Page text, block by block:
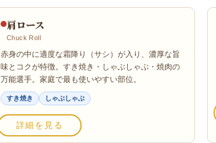
肩ロース
Chuck Roll
赤身の中に適度な霜降り（サシ）が入り、濃厚な旨
味とコクが特徴。すき焼き・しゃぶしゃぶ・焼肉の
万能選手。家庭で最も使いやすい部位。
すき焼き しゃぶしゃぶ
詳細を見る